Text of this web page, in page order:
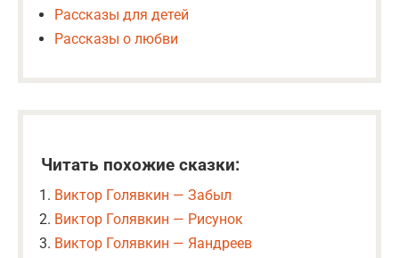
Рассказы для детей
Рассказы о любви
Читать похожие сказки:
Виктор Голявкин — Забыл
Виктор Голявкин — Рисунок
Виктор Голявкин — Яандреев